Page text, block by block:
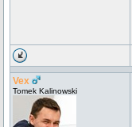
Vex
Tomek Kalinowski